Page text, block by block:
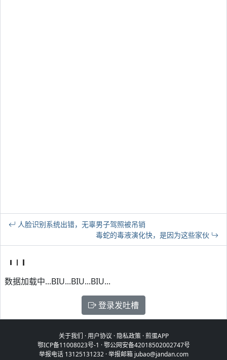
人脸识别系统出错，无辜男子驾照被吊销
毒蛇的毒液演化快，是因为这些家伙
数据加载中...BIU...BIU...BIU...
登录发吐槽
关于我们 ·用户协议 · 隐私政策·煎蛋APP
鄂ICP备11008023号-1 ·鄂公网安备42018502002747号
举报电话 13125131232 · 举报邮箱 jubao@jandan.com